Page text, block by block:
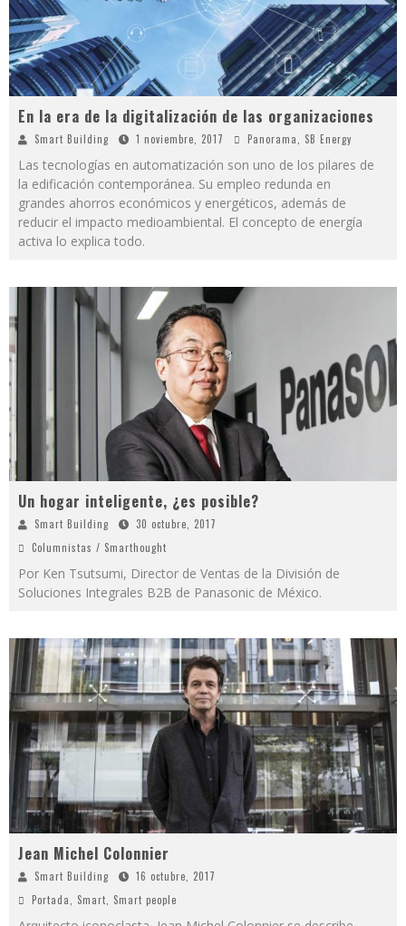
En la era de la digitalización de las organizaciones
Smart Building 1 noviembre, 2017 Panorama SB Energy
Las tecnologías en automatización son uno de los pilares de
la edificación contemporánea. Su empleo redunda en
grandes ahorros económicos y energéticos, además de
reducir el impacto medioambiental. El concepto de energía
activa lo explica todo.
Un hogar inteligente, ¿es posible?
Smart Building
30 octubre, 2017
Columnistas / Smarthought
Por Ken Tsutsumi, Director de Ventas de la División de
Soluciones Integrales B2B de Panasonic de México.
Jean Michel Colonnier
Smart Building
16 octubre, 2017
Portada
Smart Smart people